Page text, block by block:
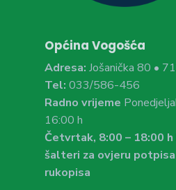
Općina Vogošća
Adresa: Jošanička 80 •
Tel: 033/586-456
Radno vrijeme
16:00 h
Četvrtak, 8:00 – 18:00
šalteri za ovjeru
rukopisa